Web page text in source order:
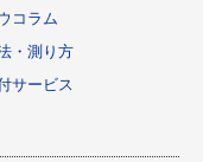
コラム
・測り方
サービス